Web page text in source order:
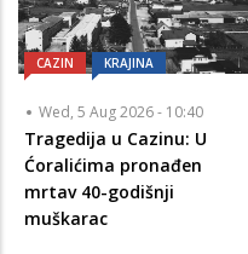
CAZIN KRAJINA
Wed, 5 Aug 2026 - 10:40
Tragedija u Cazinu: U
Ćoralićima pronađen
mrtav 40-godišnji
muškarac